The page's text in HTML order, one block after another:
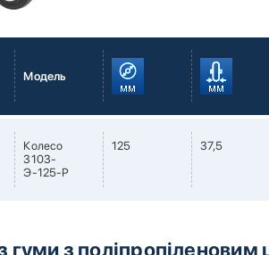
Модель
Колесо
3103-
Э-125-Р
125 37,5
гуми з